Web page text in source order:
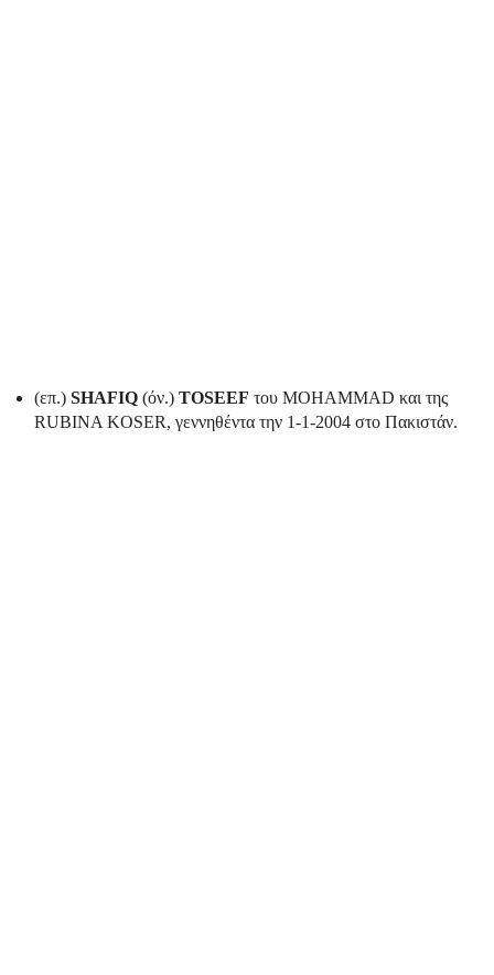
(επ.) SHAFIQ (όν.) TOSEEF του MOHAMMAD και της
RUBINA KOSER, γεννηθέντα την 1-1-2004 στο Πακιστάν.